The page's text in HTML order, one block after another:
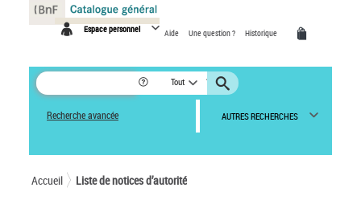
Espace personnel Aide Une question ? Historique
Tout
Recherche avancée AUTRES RECHERCHES
Accueil Liste de notices d’autorité
Panneau de gestion des cookies